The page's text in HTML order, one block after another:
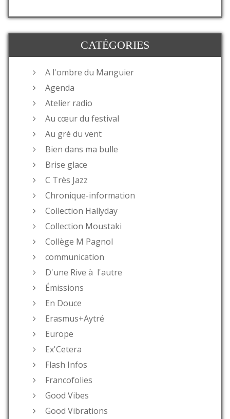
CATÉGORIES
A l'ombre du Manguier
Agenda
Atelier radio
Au cœur du festival
Au gré du vent
Bien dans ma bulle
Brise glace
C Très Jazz
Chronique-information
Collection Hallyday
Collection Moustaki
Collège M Pagnol
communication
D'une Rive à l'autre
Émissions
En Douce
Erasmus+Aytré
Europe
Ex'Cetera
Flash Infos
Francofolies
Good Vibes
Good Vibrations